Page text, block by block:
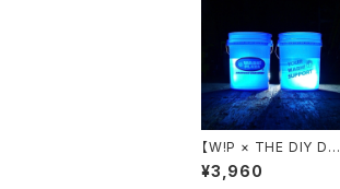
【W!P × THE DIY DEP
OT】5 GAL BUCKET
[フタ付き]
¥3,960